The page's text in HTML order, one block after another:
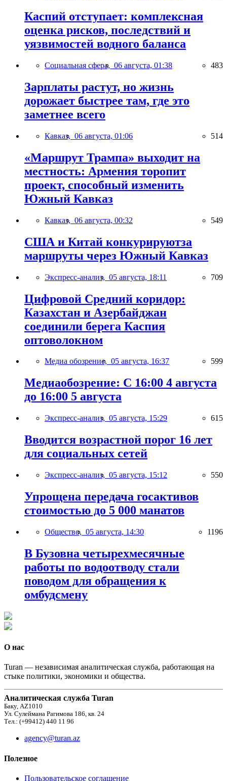
Каспий отступает: комплексная
оценка рисков, последствий и
уязвимостей водного баланса
Социальная сфера, 06 августа, 01:38 483
Зарплаты растут, но жизнь
дорожает быстрее там, где это
заметнее всего
Кавказ, 06 августа, 01:06 514
«Маршрут Трампа» выходит на
местность: Армения торопит
проект, способный изменить
Южный Кавказ
Кавказ, 06 августа, 00:32 549
США и Китай конкурируютза
маршруты через Южный Кавказ
Экспресс-анализ, 05 августа, 18:11 709
Цифровой Средний коридор:
Казахстан и Азербайджан
соединили берега Каспия
оптоволокном
Медиа обозрение, 05 августа, 16:37 599
Медиаобозрение: С 16:00 4 августа
до 16:00 5 августа
Экспресс-анализ, 05 августа, 15:29 615
Вводится возрастной порог 16 лет
для социальных сетей
Экспресс-анализ, 05 августа, 15:12 550
Упрощена передача госактивов
стоимостью до 5 000 манатов
Общество, 05 августа, 14:30 1196
В Бузовна четырехмесячные
работы по водоотводу стали
поводом для обращения к
омбудсмену
О нас
Turan — независимая аналитическая служба, работающая на
стыке политики, экономики и общества.
Аналитическая служба Turan
Баку, AZ1010
Ул. Сулеймана Рагимова 186, кв. 24
Тел.: (+99412) 440 11 96
agency@turan.az
Полезное
Пользовательское соглашение